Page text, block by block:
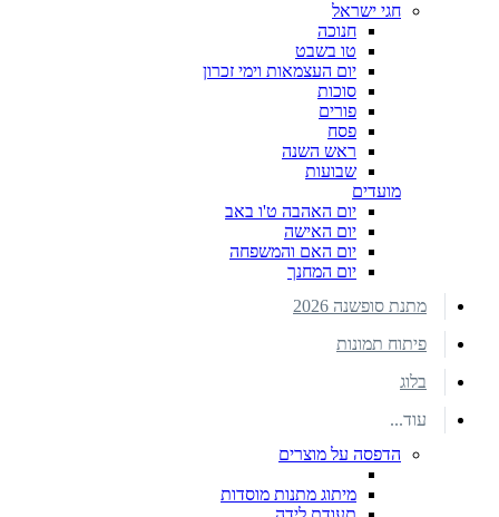
חגי ישראל
חנוכה
טו בשבט
יום העצמאות וימי זכרון
סוכות
פורים
פסח
ראש השנה
שבועות
מועדים
יום האהבה ט'ו באב
יום האישה
יום האם והמשפחה
יום המחנך
מתנת סופשנה 2026
פיתוח תמונות
בלוג
עוד...
הדפסה על מוצרים
מיתוג מתנות מוסדות